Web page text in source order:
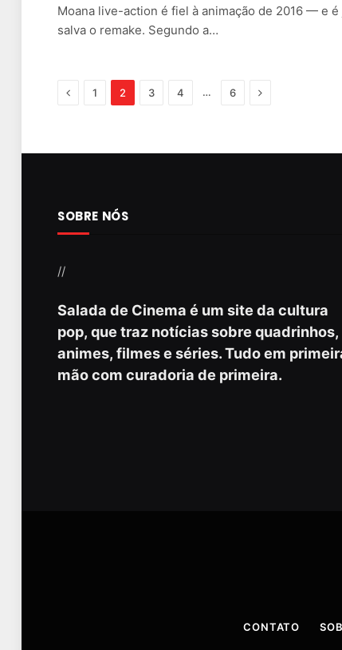
Moana live-action é fiel à animação de 2016 — e
salva o remake. Segundo a…
Previous
1 2 3 4 … 6 Next
SOBRE NÓS
//
Salada de Cinema é um site da cultura
pop, que traz notícias sobre quadrinhos,
animes, filmes e séries. Tudo em
mão com curadoria de primeira.
CONTATO